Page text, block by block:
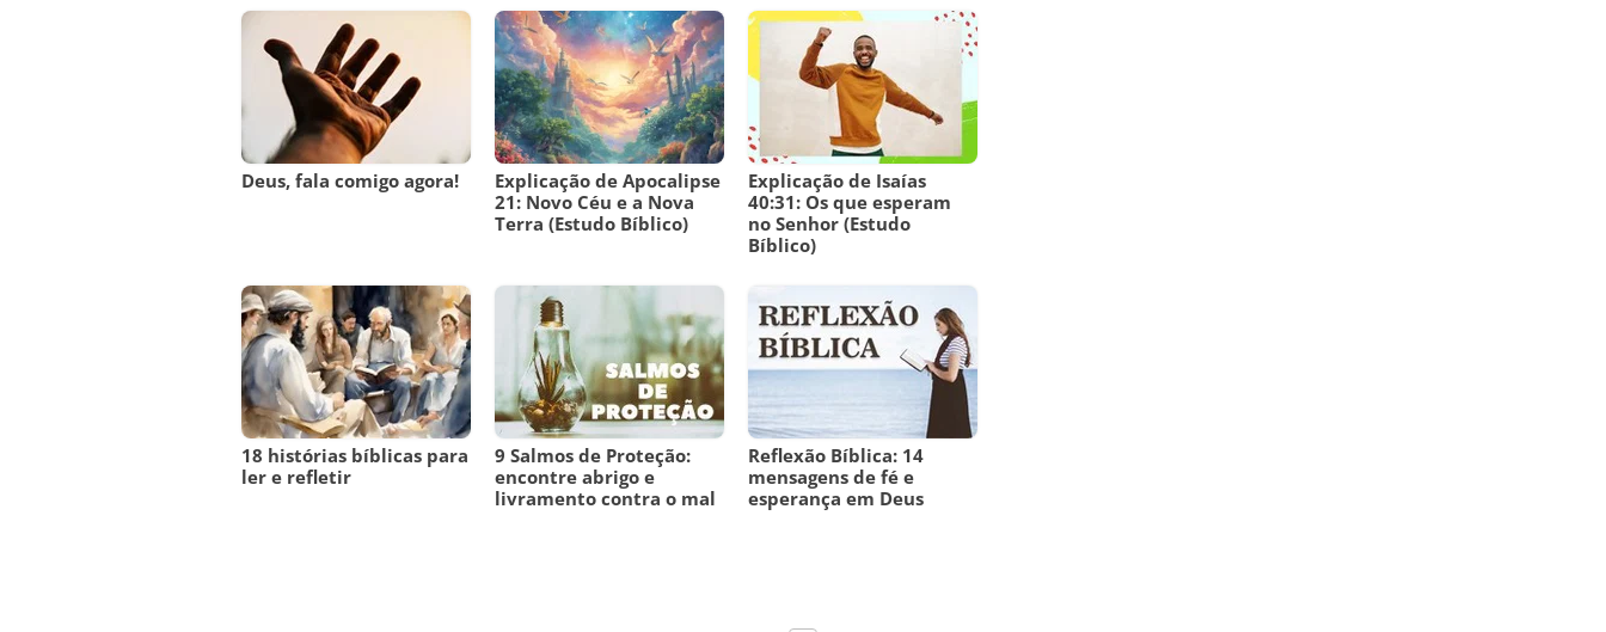
Deus, fala comigo agora!
Explicação de Apocalipse
21: Novo Céu e a Nova
Terra (Estudo Bíblico)
Explicação de Isaías
40:31: Os que esperam
no Senhor (Estudo
Bíblico)
18 histórias bíblicas para
ler e refletir
9 Salmos de Proteção:
encontre abrigo e
livramento contra o mal
Reflexão Bíblica: 14
mensagens de fé e
esperança em Deus